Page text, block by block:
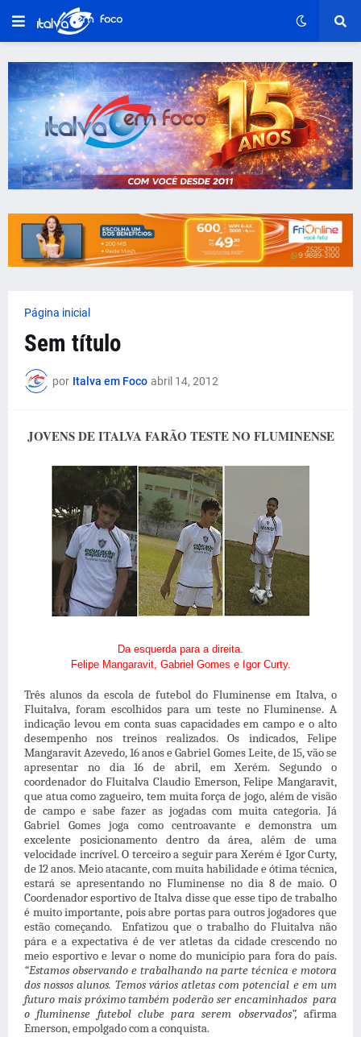
Página inicial
Sem título
por Italva em Foco abril 14, 2012
JOVENS DE ITALVA FARÃO TESTE NO FLUMINENSE
Da esquerda para a direita.
Felipe Mangaravit, Gabriel Gomes e Igor Curty.
Três alunos da escola de futebol do Fluminense em Italva, o
Fluitalva, foram escolhidos para um teste no Fluminense. A
indicação levou em conta suas capacidades em campo e o alto
desempenho nos treinos realizados. Os indicados, Felipe
Mangaravit Azevedo, 16 anos e Gabriel Gomes Leite, de 15, vão se
apresentar no dia 16 de abril, em Xerém. Segundo o
coordenador do Fluitalva Claudio Emerson, Felipe Mangaravit,
que atua como zagueiro, tem muita força de jogo, além de visão
de campo e sabe fazer as jogadas com muita categoria. Já
Gabriel Gomes joga como centroavante e demonstra um
excelente posicionamento dentro da área, além de uma
velocidade incrível. O terceiro a seguir para Xerém é Igor Curty,
de 12 anos. Meio atacante, com muita habilidade e ótima técnica,
estará se apresentando no Fluminense no dia 8 de maio. O
Coordenador esportivo de Italva disse que esse tipo de trabalho
é muito importante, pois abre portas para outros jogadores que
estão começando. Enfatizou que o trabalho do Fluitalva não
pára e a expectativa é de ver atletas da cidade crescendo no
meio esportivo e levar o nome do município para fora do país.
“Estamos observando e trabalhando na parte técnica e motora
dos nossos alunos. Temos vários atletas com potencial e em um
futuro mais próximo também poderão ser encaminhados para
o fluminense futebol clube para serem observados”, afirma
Emerson, empolgado com a conquista.